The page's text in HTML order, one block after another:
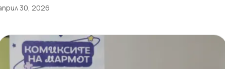
30, 2026